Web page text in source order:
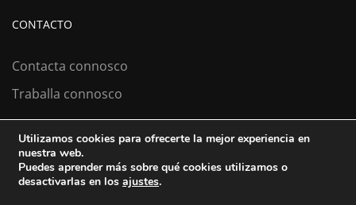
CONTACTO
Contacta connosco
Traballa connosco
Colexio La Salle Santiago
Aviso Legal
Política de cookies
Utilizamos cookies para ofrecerte la mejor experiencia en
nuestra web.
Puedes aprender más sobre qué cookies utilizamos o
desactivarlas en los ajustes.